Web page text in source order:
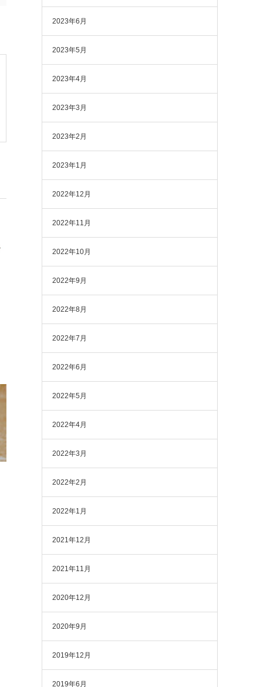
2023年6月
2023年5月
2023年4月
2023年3月
2023年2月
2023年1月
2022年12月
2022年11月
2022年10月
2022年9月
2022年8月
2022年7月
2022年6月
2022年5月
2022年4月
2022年3月
2022年2月
2022年1月
2021年12月
2021年11月
2020年12月
2020年9月
2019年12月
2019年6月